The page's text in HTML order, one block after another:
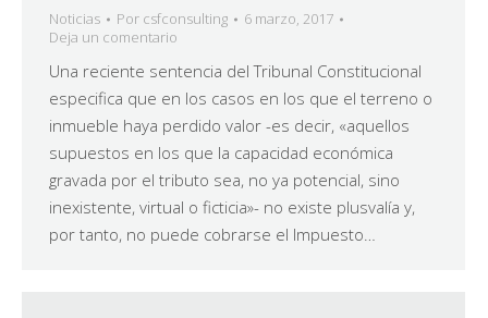
Noticias Por csfconsulting
6 marzo, 2017
Deja un comentario
Una reciente sentencia del Tribunal Constitucional
especifica que en los casos en los que el terreno o
inmueble haya perdido valor -es decir, «aquellos
supuestos en los que la capacidad económica
gravada por el tributo sea, no ya potencial, sino
inexistente, virtual o ficticia»- no existe plusvalía y,
por tanto, no puede cobrarse el Impuesto…